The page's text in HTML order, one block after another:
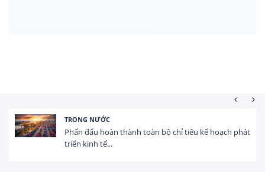
TRONG NƯỚC
Phấn đấu hoàn thành toàn bộ chỉ tiêu kế hoạch phát
triển kinh tế...